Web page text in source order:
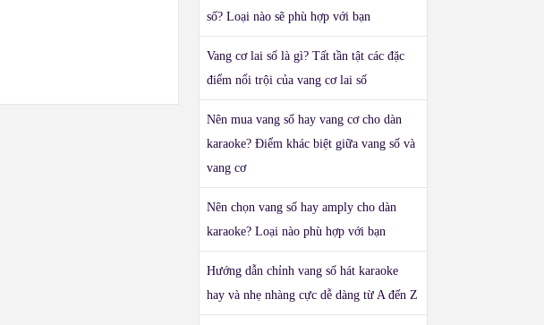
số? Loại nào sẽ phù hợp với bạn
Vang cơ lai số là gì? Tất tần tật các đặc
điểm nổi trội của vang cơ lai số
Nên mua vang số hay vang cơ cho dàn
karaoke? Điểm khác biệt giữa vang số và
vang cơ
Nên chọn vang số hay amply cho dàn
karaoke? Loại nào phù hợp với bạn
Hướng dẫn chỉnh vang số hát karaoke
hay và nhẹ nhàng cực dễ dàng từ A đến Z